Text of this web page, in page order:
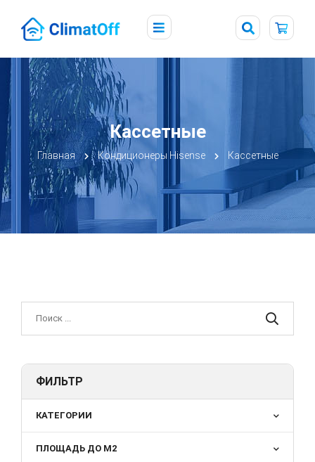
Кассетные
Главная Кондиционеры Hisense Кассетные
ФИЛЬТР
КАТЕГОРИИ
ПЛОЩАДЬ ДО М2